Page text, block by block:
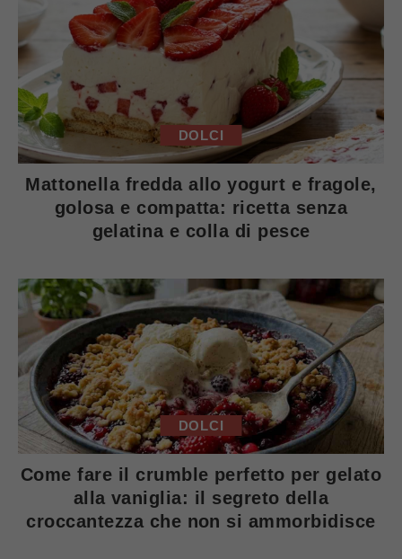
DOLCI
Mattonella fredda allo yogurt e fragole,
golosa e compatta: ricetta senza
gelatina e colla di pesce
DOLCI
Come fare il crumble perfetto per gelato
alla vaniglia: il segreto della
croccantezza che non si ammorbidisce